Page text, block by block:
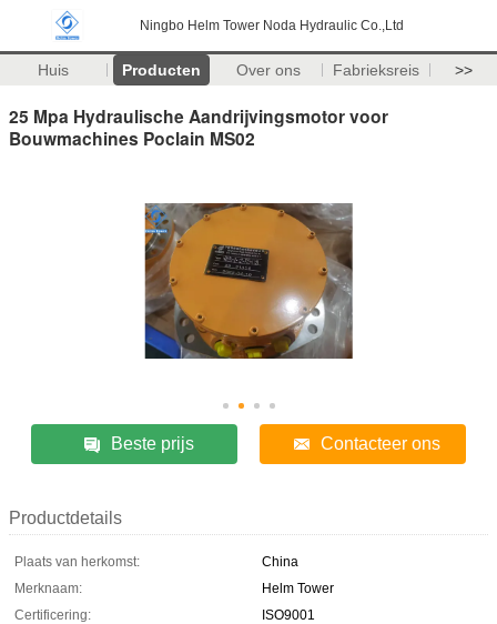
Ningbo Helm Tower Noda Hydraulic Co.,Ltd
Huis Producten Over ons Fabrieksreis >>
25 Mpa Hydraulische Aandrijvingsmotor voor
Bouwmachines Poclain MS02
Beste prijs Contacteer ons
Productdetails
Plaats van herkomst:
China
Merknaam:
Helm Tower
Certificering:
ISO9001